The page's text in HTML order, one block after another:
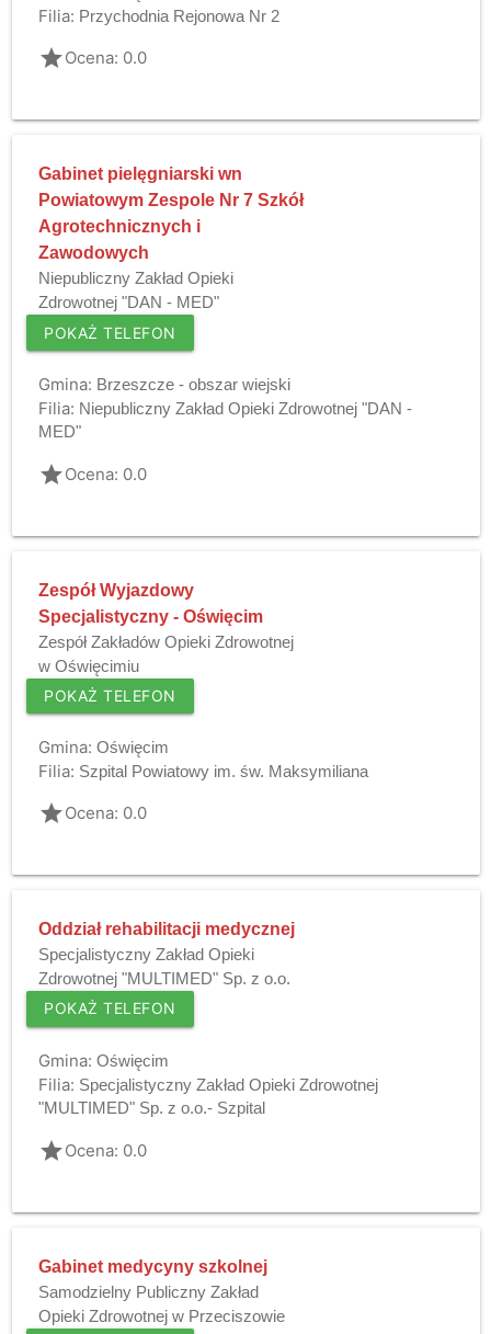
Filia: Przychodnia Rejonowa Nr 2
gradeOcena: 0.0
Gabinet pielęgniarski wn
Powiatowym Zespole Nr 7 Szkół
Agrotechnicznych i
Zawodowych
Niepubliczny Zakład Opieki
Zdrowotnej "DAN - MED"
POKAŻ TELEFON
Gmina: Brzeszcze - obszar wiejski
Filia: Niepubliczny Zakład Opieki Zdrowotnej "DAN -
MED"
gradeOcena: 0.0
Zespół Wyjazdowy
Specjalistyczny - Oświęcim
Zespół Zakładów Opieki Zdrowotnej
w Oświęcimiu
POKAŻ TELEFON
Gmina: Oświęcim
Filia: Szpital Powiatowy im. św. Maksymiliana
gradeOcena: 0.0
Oddział rehabilitacji medycznej
Specjalistyczny Zakład Opieki
Zdrowotnej "MULTIMED" Sp. z o.o.
POKAŻ TELEFON
Gmina: Oświęcim
Filia: Specjalistyczny Zakład Opieki Zdrowotnej
"MULTIMED" Sp. z o.o.- Szpital
gradeOcena: 0.0
Gabinet medycyny szkolnej
Samodzielny Publiczny Zakład
Opieki Zdrowotnej w Przeciszowie